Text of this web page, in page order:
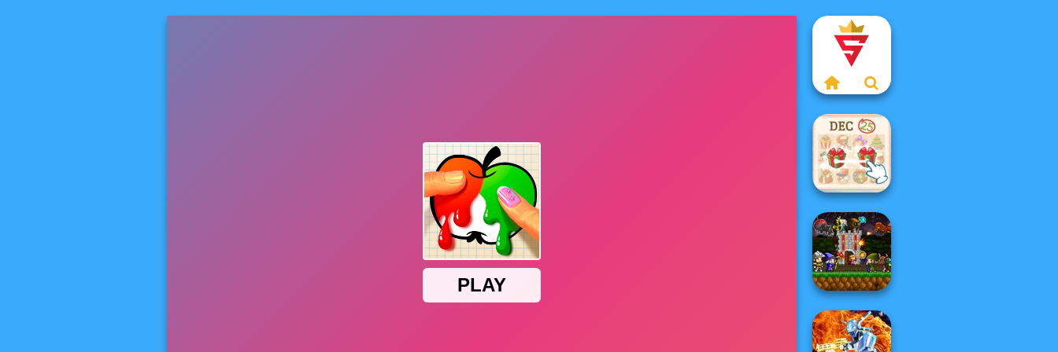
KrisMas Mahjong
2
Mini Guardians